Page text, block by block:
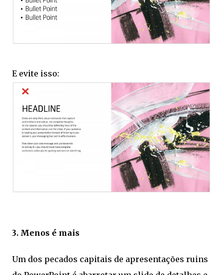
E evite isso:
3. Menos é mais
Um dos pecados capitais de apresentações ruins